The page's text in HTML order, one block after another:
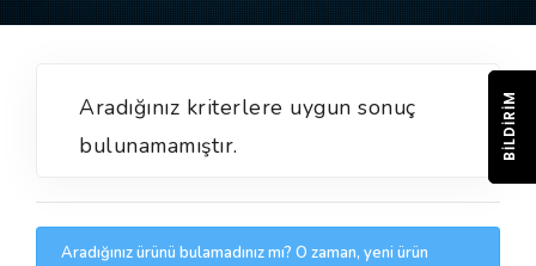
Aradığınız kriterlere uygun sonuç
bulunamamıştır.
Aradığınız ürünü bulamadınız mı? O zaman, yeni ürün
BILDIRIM